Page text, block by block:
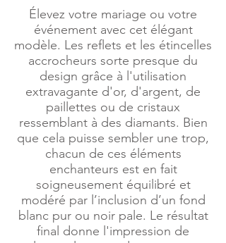
Élevez votre mariage ou votre
événement avec cet élégant
modèle. Les reflets et les étincelles
accrocheurs sorte presque du
design grâce à l'utilisation
extravagante d'or, d'argent, de
paillettes ou de cristaux
ressemblant à des diamants. Bien
que cela puisse sembler une trop,
chacun de ces éléments
enchanteurs est en fait
soigneusement équilibré et
modéré par l’inclusion d’un fond
blanc pur ou noir pale. Le résultat
final donne l'impression de